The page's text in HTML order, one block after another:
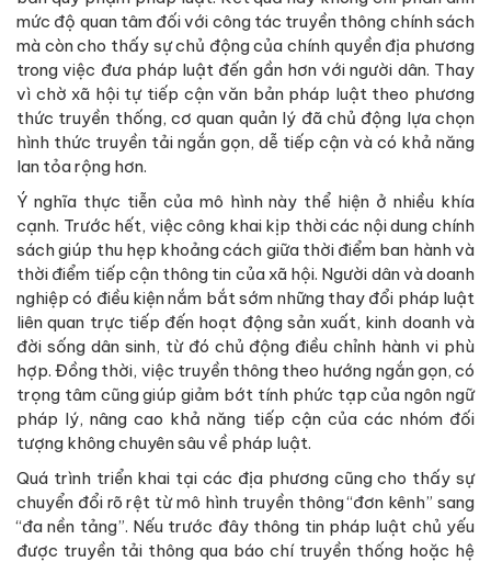
mức độ quan tâm đối với công tác truyền thông chính sách
mà còn cho thấy sự chủ động của chính quyền địa phương
trong việc đưa pháp luật đến gần hơn với người dân. Thay
vì chờ xã hội tự tiếp cận văn bản pháp luật theo phương
thức truyền thống, cơ quan quản lý đã chủ động lựa chọn
hình thức truyền tải ngắn gọn, dễ tiếp cận và có khả năng
lan tỏa rộng hơn.
Ý nghĩa thực tiễn của mô hình này thể hiện ở nhiều khía
cạnh. Trước hết, việc công khai kịp thời các nội dung chính
sách giúp thu hẹp khoảng cách giữa thời điểm ban hành và
thời điểm tiếp cận thông tin của xã hội. Người dân và doanh
nghiệp có điều kiện nắm bắt sớm những thay đổi pháp luật
liên quan trực tiếp đến hoạt động sản xuất, kinh doanh và
đời sống dân sinh, từ đó chủ động điều chỉnh hành vi phù
hợp. Đồng thời, việc truyền thông theo hướng ngắn gọn, có
trọng tâm cũng giúp giảm bớt tính phức tạp của ngôn ngữ
pháp lý, nâng cao khả năng tiếp cận của các nhóm đối
tượng không chuyên sâu về pháp luật.
Quá trình triển khai tại các địa phương cũng cho thấy sự
chuyển đổi rõ rệt từ mô hình truyền thông “đơn kênh” sang
“đa nền tảng”. Nếu trước đây thông tin pháp luật chủ yếu
được truyền tải thông qua báo chí truyền thống hoặc hệ